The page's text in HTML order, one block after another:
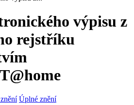
výpisu z
rejstříku
Úplné znění